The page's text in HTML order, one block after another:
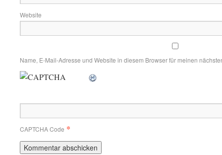
Website
Name, E-Mail-Adresse und Website in diesem Browser für meinen
CAPTCHA Code *